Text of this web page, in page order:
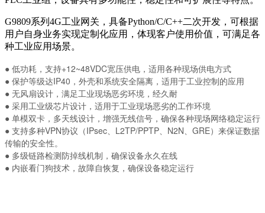
G9809系列4G工业网关，具备Python/C/C++二次开发，可根据
用户自身业务实现定制化应用，体现客户使用价值，可满足各
种工业应用场景。
● 低功耗，支持+12~48VDC宽压供电，适用各种现场供电方式
● 保护等级达IP40，外壳和系统安全隔离，适用于工业控制的应用
● 无风扇设计，满足工业现场恶劣环境，经久耐
● 采用工业级芯片设计，适用于工业现场恶劣的工作环境
● 单模双卡，多天线设计，增强无线信号，确保各种现场网络稳定运行
● 支持多种VPN协议（IPsec、L2TP/PPTP、N2N、GRE）来保证数据
传输的安全性。
● 多级链路检测防掉线机制，确保设备永久在线
● 内嵌看门狗技术，故障自恢复，确保设备稳定运行